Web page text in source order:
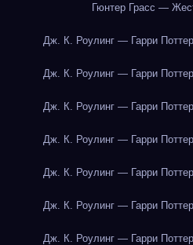
Гюнтер Грасс —
Дж. К. Роулинг — Гарри
Дж. К. Роулинг — Гарри
Дж. К. Роулинг — Гарри
Дж. К. Роулинг — Гарри
Дж. К. Роулинг — Гарри
Дж. К. Роулинг — Гарри
Дж. К. Роулинг — Гарри